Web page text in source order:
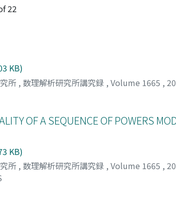
22
KB)
所 , 数理解析研究所講究録 , Volume 1665 ,
OF A SEQUENCE OF POWERS
KB)
所 , 数理解析研究所講究録 , Volume 1665 ,